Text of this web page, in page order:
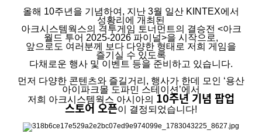
올해 10주년을 기념하여, 지난 3월 일산 KINTEX에서
성황리에 개최된
아크시스템웍스의 격투게임 토너먼트의 결승전 <아크
월드 투어 2025-2026 파이널>을 시작으로,
앞으로도 여러분께 보다 다양한 형태로 저희 게임을
즐기실 수 있도록
다채로운 행사 및 이벤트 등을 준비하고 있습니다.
먼저 다양한 콘텐츠와 즐길거리, 행사가 한데 모인 ‘용산
아이파크몰 도파민 스테이션’에서
저희 아크시스템웍스 아시아의 10주년 기념 팝업
스토어 오픈이 결정되었습니다!